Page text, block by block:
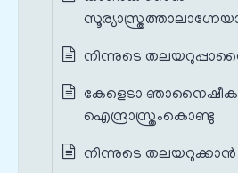
നിന്നുടെ
കേളെടാ
ഐന്ദ്രാസ്ത്രംകൊണ്ടു
നിന്നുടെ തലയറുക്കാൻ